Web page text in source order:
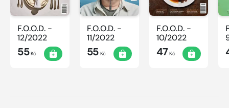
F.O.O.D. -
12/2022
55Kč
F.O.O.D. -
11/2022
55Kč
F.O.O.D. -
10/2022
47Kč